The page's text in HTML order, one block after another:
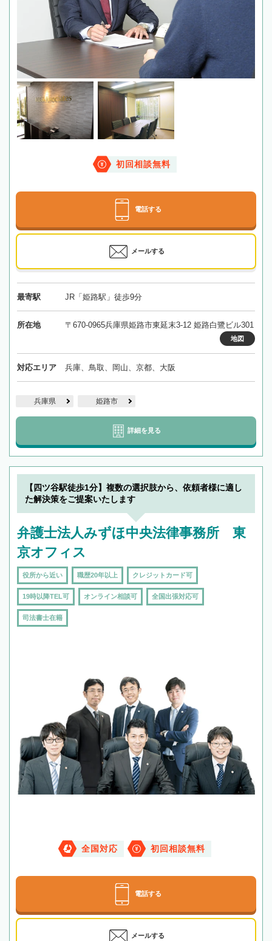
初回相談無料
電話する
メールする
最寄駅 JR「姫路駅」徒歩9分
所在地 〒670-0965兵庫県姫路市東延末3-12 姫路白鷺ビル301
地図
対応エリア 兵庫、鳥取、岡山、京都、大阪
兵庫県 姫路市
詳細を見る
【四ツ谷駅徒歩1分】複数の選択肢から、依頼者様に適し
た解決策をご提案いたします
弁護士法人みずほ中央法律事務所 東
京オフィス
役所から近い 職歴20年以上 クレジットカード可
19時以降TEL可 オンライン相談可 全国出張対応可
司法書士在籍
全国対応 初回相談無料
電話する
メールする